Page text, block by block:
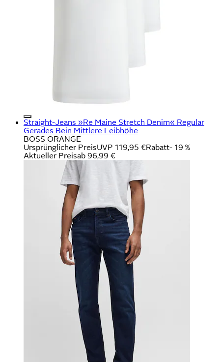
Straight-Jeans »Re Maine Stretch Denim« Regular
Gerades Bein Mittlere Leibhöhe
BOSS ORANGE
Ursprünglicher PreisUVP 119,95 €Rabatt- 19 %
Aktueller Preisab 96,99 €